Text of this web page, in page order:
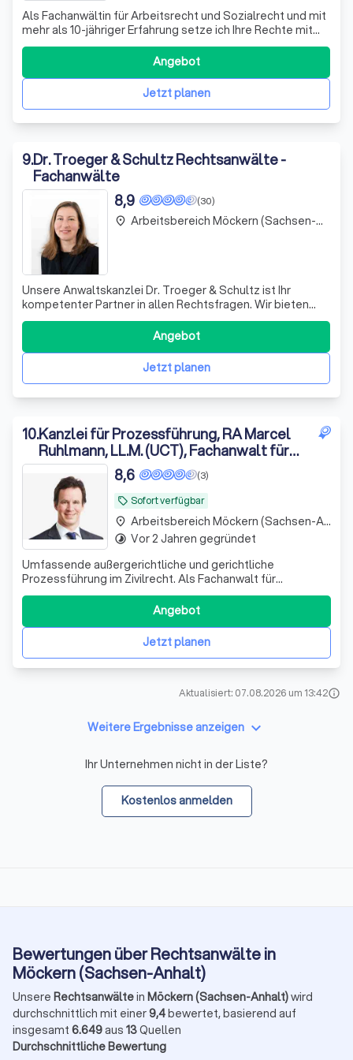
Als Fachanwältin für Arbeitsrecht und Sozialrecht und mit
mehr als 10-jähriger Erfahrung setze ich Ihre Rechte mit
bestmöglichem Ergebnis durch. Je nach Bedarf kann dies
durch eine ausführliche Beratung oder durch Schriftsätze
zur Durchsetzung Ihrer Ansprüche gegenüber Gegnern,
Arbeitgebern, Behörde Jetzt planen
Angebot
9.Dr. Troeger & Schultz Rechtsanwälte -
Fachanwälte
(30)
8,9
Unsere Anwaltskanzlei Dr. Troeger & Schultz ist Ihr
kompetenter Partner in allen Rechtsfragen. Wir bieten
sowohl Unternehmen als auch Privatpersonen und
Körperschaften des öffentlichen Rechts eine
umfassende und fachkundige Rechtsberatung sowie
Prozessvertretung. Mit unserem wissenschaftlichen
Jetzt planen
Angebot
place Arbeitsbereich Möckern (Sachsen-Anhalt)
10.Kanzlei für Prozessführung, RA Marcel
Ruhlmann, LL.M. (UCT), Fachanwalt für
Steuerrecht
local_offer Sofort verfügbar
(3)
8,6
Umfassende außergerichtliche und gerichtliche
Prozessführung im Zivilrecht. Als Fachanwalt für
Steuerrecht spezialisierte Abwehrberatung gegenüber
der Finanzverwaltung, insbesondere in Betriebsprüfungen,
Einspruchs- und finanzgerichtlichen Verfahren. Zudem
Verteidigung in Wirtschaftsstrafsachen mi
Jetzt planen
Angebot
place Arbeitsbereich Möckern (Sachsen-Anhalt)
timelapse Vor 2 Jahren gegründet
Aktualisiert: 07.08.2026 um 13:42info
Weitere Ergebnisse anzeigen keyboard_arrow_down
Ihr Unternehmen nicht in der Liste?
Kostenlos anmelden
Bewertungen über Rechtsanwälte in
Möckern (Sachsen-Anhalt)
Unsere Rechtsanwältein Möckern (Sachsen-Anhalt)wird
durchschnittlich mit einer9,4bewertet, basierend auf
insgesamt 6.649aus 13Quellen
Durchschnittliche Bewertung